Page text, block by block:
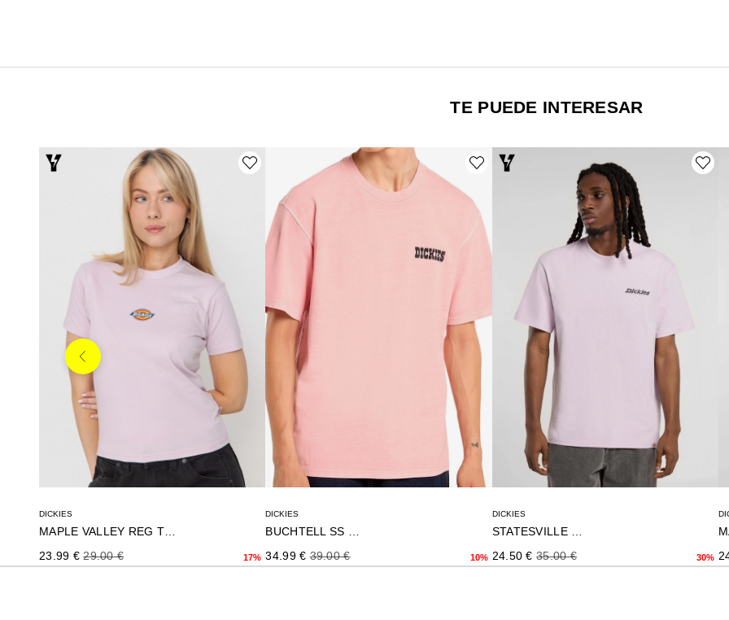
TE PUEDE INTERESAR
DICKIES
Precio de oferta
23.99 €Precio normal
29.00 € 17%
DICKIES
Precio de oferta
34.99 €Precio normal
39.00 € 10%
DICKIES
Precio de oferta
24.50 €Precio normal
35.00 € 30%
Anterior